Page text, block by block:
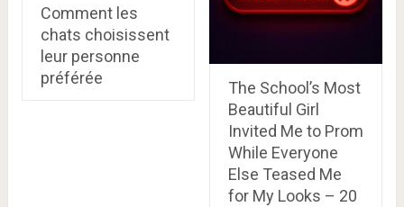
Comment les
chats choisissent
leur personne
préférée
The School’s Most
Beautiful Girl
Invited Me to Prom
While Everyone
Else Teased Me
for My Looks – 20